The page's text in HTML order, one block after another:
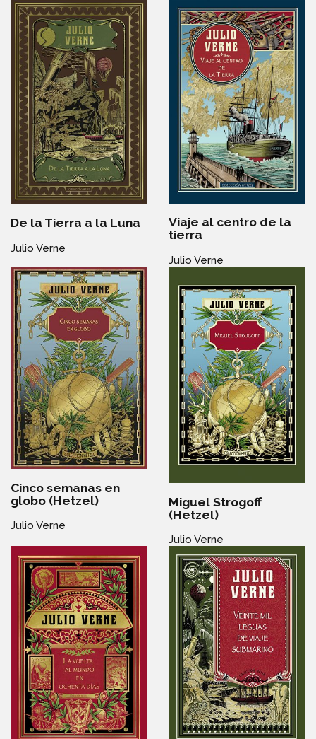
De la Tierra a la Luna
Julio Verne
Viaje al centro de la
tierra
Julio Verne
Cinco semanas en
globo (Hetzel)
Julio Verne
Miguel Strogoff
(Hetzel)
Julio Verne